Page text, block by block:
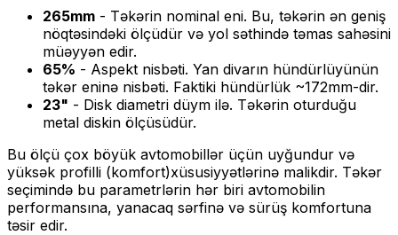
265mm - Təkərin nominal eni. Bu, təkərin ən geniş
nöqtəsindəki ölçüdür və yol səthində təmas sahəsini
müəyyən edir.
65% - Aspekt nisbəti. Yan divarın hündürlüyünün
təkər eninə nisbəti. Faktiki hündürlük ~172mm-dir.
23" - Disk diametri düym ilə. Təkərin oturduğu
metal diskin ölçüsüdür.
Bu ölçü çox böyük avtomobillər üçün uyğundur və
yüksək profilli (komfort)xüsusiyyətlərinə malikdir. Təkər
seçimində bu parametrlərin hər biri avtomobilin
performansına, yanacaq sərfinə və sürüş komfortuna
təsir edir.